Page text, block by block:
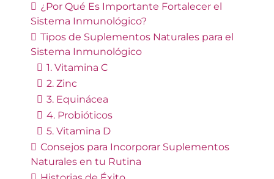
¿Por Qué Es Importante Fortalecer el
Sistema Inmunológico?
Tipos de Suplementos Naturales para el
Sistema Inmunológico
1. Vitamina C
2. Zinc
3. Equinácea
4. Probióticos
5. Vitamina D
Consejos para Incorporar Suplementos
Naturales en tu Rutina